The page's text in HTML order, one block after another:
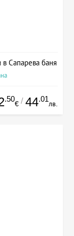
Сапарева баня
.50
€ / 44.01
лв.